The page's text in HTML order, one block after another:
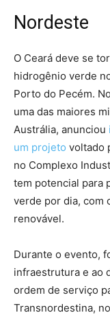
Nordeste
O Ceará deve se
hidrogênio verde
Porto do Pecém.
uma das maiores
Austrália, anunciou
um projeto voltado
no Complexo
tem potencial para
verde por dia, com
renovável.
Durante o evento,
infraestrutura e ao
ordem de serviço
Transnordestina,